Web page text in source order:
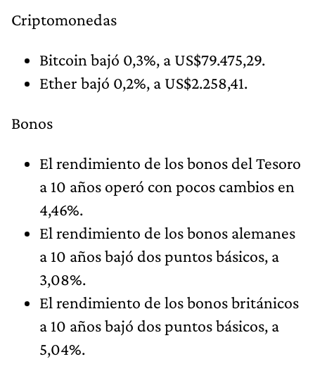
Criptomonedas
Bitcoin bajó 0,3%, a US$79.475,29.
Ether bajó 0,2%, a US$2.258,41.
Bonos
El rendimiento de los bonos del Tesoro
a 10 años operó con pocos cambios en
4,46%.
El rendimiento de los bonos alemanes
a 10 años bajó dos puntos básicos, a
3,08%.
El rendimiento de los bonos británicos
a 10 años bajó dos puntos básicos, a
5,04%.